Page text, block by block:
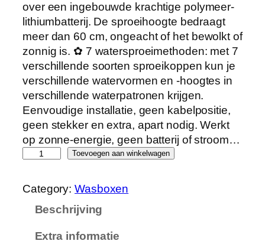
over een ingebouwde krachtige polymeer-
lithiumbatterij. De sproeihoogte bedraagt
meer dan 60 cm, ongeacht of het bewolkt of
zonnig is. ✿ 7 watersproeimethoden: met 7
verschillende soorten sproeikoppen kun je
verschillende watervormen en -hoogtes in
verschillende waterpatronen krijgen.
Eenvoudige installatie, geen kabelpositie,
geen stekker en extra, apart nodig. Werkt
op zonne-energie, geen batterij of stroom…
R
Toevoegen aan winkelwagen
Category:Wasboxen
Beschrijving
Extra informatie